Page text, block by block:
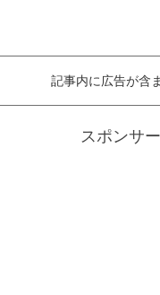
記事内に広告が含
スポンサ